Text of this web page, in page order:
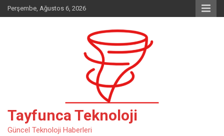
Skip
to
Perşembe, Ağustos 6, 2026
Tayfunca Teknoloji
Güncel Teknoloji Haberleri